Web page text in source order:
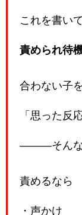
これを書い
責められ待
合わない子
「思った反
―――そんな
責めるなら
・声かけ